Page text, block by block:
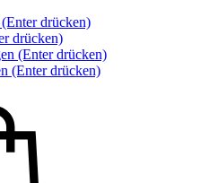
drücken)
drücken)
(Enter drücken)
(Enter drücken)